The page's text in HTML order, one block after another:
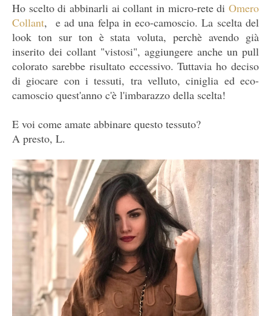
Ho scelto di abbinarli ai collant in micro-rete di Omero
Collant, e ad una felpa in eco-camoscio. La scelta del
look ton sur ton è stata voluta, perchè avendo già
inserito dei collant "vistosi", aggiungere anche un pull
colorato sarebbe risultato eccessivo. Tuttavia ho deciso
di giocare con i tessuti, tra velluto, ciniglia ed eco-
camoscio quest'anno c'è l'imbarazzo della scelta!
E voi come amate abbinare questo tessuto?
A presto, L.